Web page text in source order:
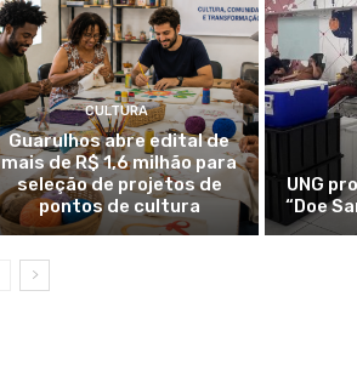
CULTURA
Guarulhos abre edital de
mais de R$ 1,6 milhão para
seleção de projetos de
pontos de cultura
UNG
“Doe